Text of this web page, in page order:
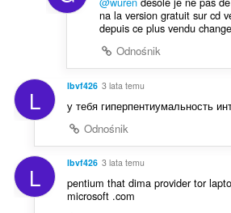
na la version gratuit sur cd
depuis ce plus vendu
Odnośnik
L lbvf426 3 lata temu
у тебя гиперпентиумальность
Odnośnik
L lbvf426 3 lata temu
pentium that dima provider tor
microsoft .com